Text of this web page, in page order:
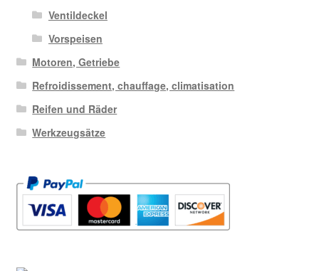
Ventildeckel
Vorspeisen
Motoren, Getriebe
Refroidissement, chauffage, climatisation
Reifen und Räder
Werkzeugsätze